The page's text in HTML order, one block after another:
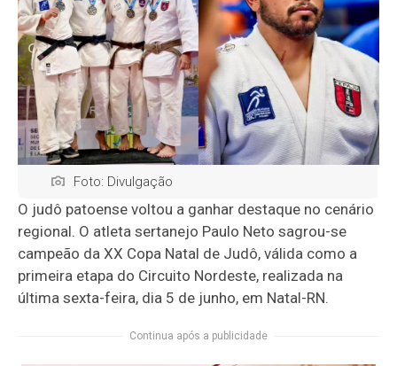
Foto: Divulgação
O judô patoense voltou a ganhar destaque no cenário
regional. O atleta sertanejo Paulo Neto sagrou-se
campeão da XX Copa Natal de Judô, válida como a
primeira etapa do Circuito Nordeste, realizada na
última sexta-feira, dia 5 de junho, em Natal-RN.
Continua após a publicidade